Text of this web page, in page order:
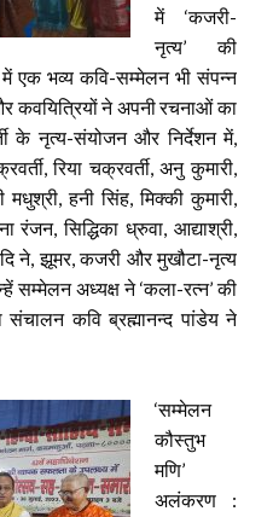
में ‘कजरी-
नृत्य’ की
एक भव्य कवि-सम्मेलन भी संपन्न
ने अपनी रचनाओं का
के नृत्य-संयोजन और निर्देशन में,
रिया चक्रवर्ती, अनु कुमारी,
मधुश्री, हनी सिंह, मिक्की कुमारी,
रंजन, सिद्धिका ध्रुवा, आद्याश्री,
ने, झूमर, कजरी और मुखौटा-नृत्य
सम्मेलन अध्यक्ष ने ‘कला-रत्न’ की
कवि ब्रह्मानन्द पांडेय ने
‘सम्मेलन
कौस्तुभ
मणि’
अलंकरण :